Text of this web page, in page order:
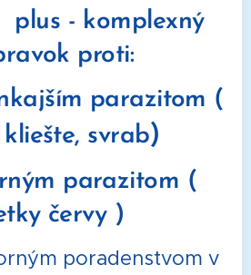
plus - komplexný
proti:
parazitom (
kliešte, svrab)
parazitom (
červy )
poradenstvom v